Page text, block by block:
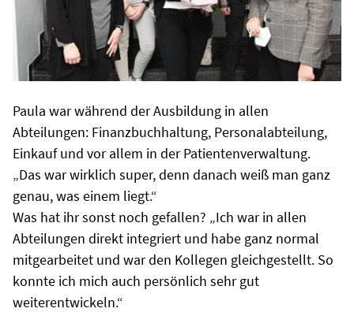
Paula war während der Ausbildung in allen
Abteilungen: Finanzbuchhaltung, Personalabteilung,
Einkauf und vor allem in der Patientenverwaltung.
„Das war wirklich super, denn danach weiß man ganz
genau, was einem liegt.“
Was hat ihr sonst noch gefallen? „Ich war in allen
Abteilungen direkt integriert und habe ganz normal
mitgearbeitet und war den Kollegen gleichgestellt. So
konnte ich mich auch persönlich sehr gut
weiterentwickeln.“